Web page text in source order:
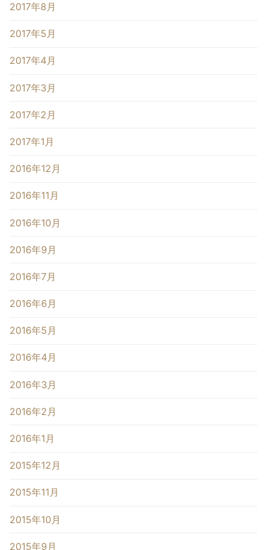
2017年8月
2017年5月
2017年4月
2017年3月
2017年2月
2017年1月
2016年12月
2016年11月
2016年10月
2016年9月
2016年7月
2016年6月
2016年5月
2016年4月
2016年3月
2016年2月
2016年1月
2015年12月
2015年11月
2015年10月
2015年9月